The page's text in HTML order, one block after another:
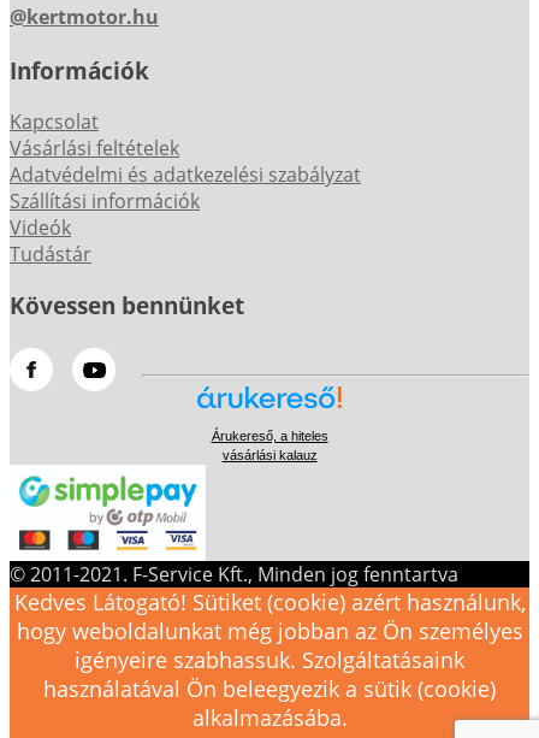
@kertmotor.hu
Információk
Kapcsolat
Vásárlási feltételek
Adatvédelmi és adatkezelési szabályzat
Szállítási információk
Videók
Tudástár
Kövessen bennünket
Árukereső, a hiteles
vásárlási kalauz
© 2011-2021. F-Service Kft., Minden jog fenntartva
Kedves Látogató! Sütiket (cookie) azért használunk,
hogy weboldalunkat még jobban az Ön személyes
igényeire szabhassuk. Szolgáltatásaink
használatával Ön beleegyezik a sütik (cookie)
alkalmazásába.